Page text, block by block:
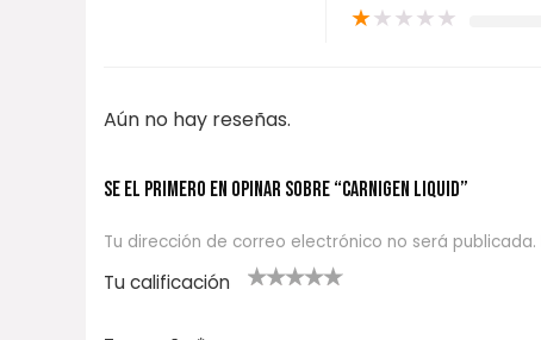
★★★★★
Aún no hay reseñas.
Se el primero en opinar sobre “CARNIGEN LIQUID”
Tu dirección de correo electrónico no será publicada.
Tu calificación